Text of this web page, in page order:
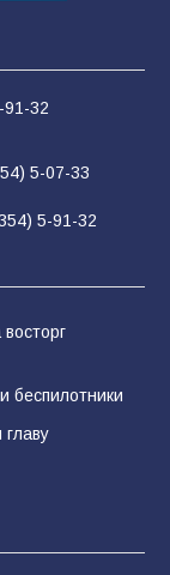
герой
91-32
5-07-33
5-91-32
беспилотники